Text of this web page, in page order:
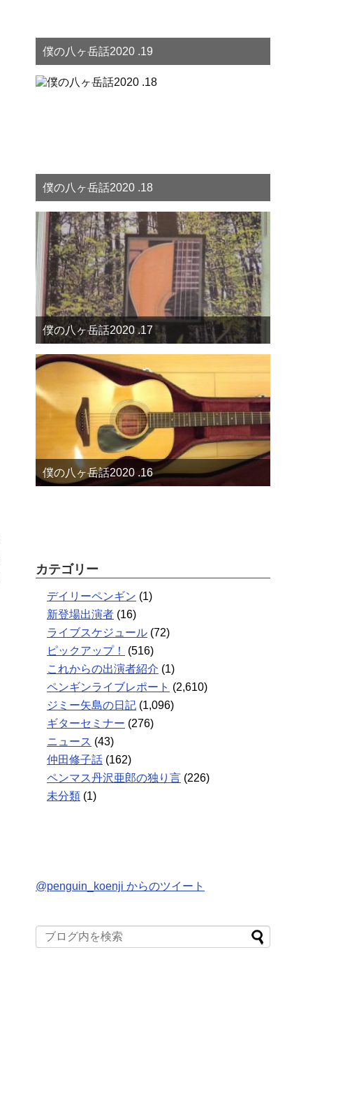
僕の八ヶ岳話2020 .19
僕の八ヶ岳話2020 .18
僕の八ヶ岳話2020 .17
僕の八ヶ岳話2020 .16
カテゴリー
デイリーペンギン (1)
新登場出演者 (16)
ライブスケジュール (72)
ピックアップ！
(516)
これからの出演者紹介 (1)
ペンギンライブレポート (2,610)
ジミー矢島の日記 (1,096)
ギターセミナー (276)
ニュース (43)
仲田修子話 (162)
ペンマス丹沢亜郎の独り言 (226)
未分類 (1)
@penguin_koenji からのツイート